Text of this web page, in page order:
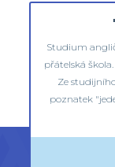
Studium
přátelská
Ze
poznatek